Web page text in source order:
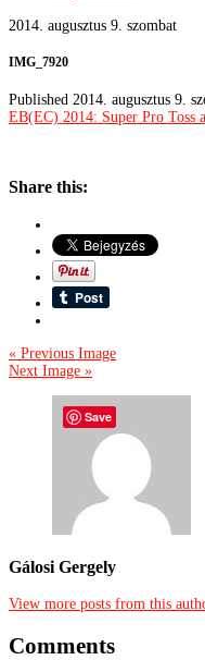
2014. augusztus 9. szombat
IMG_7920
Published 2014. augusztus 9.
EB(EC) 2014: Super Pro Toss
Share this:
« Previous Image
Next Image »
Gálosi Gergely
View more posts from this
Comments
Save